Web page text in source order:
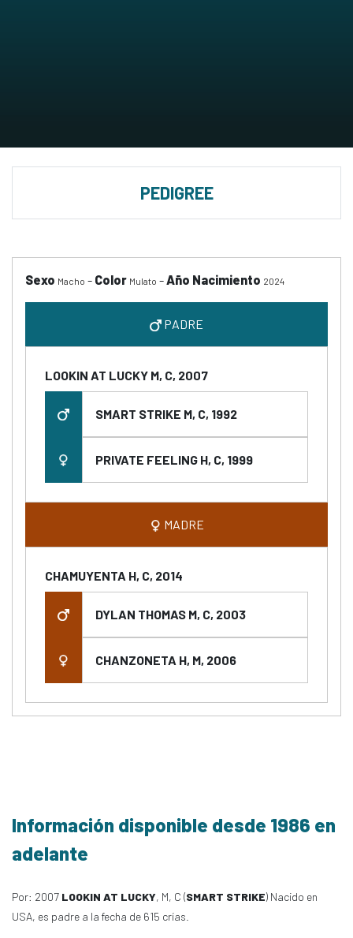
PEDIGREE
Sexo Macho - Color Mulato -Año Nacimiento 2024
PADRE
LOOKIN AT LUCKY M, C, 2007
SMART STRIKE M, C, 1992
PRIVATE FEELING H, C, 1999
MADRE
CHAMUYENTA H, C, 2014
DYLAN THOMAS M, C, 2003
CHANZONETA H, M, 2006
Información disponible desde 1986 en
adelante
Por: 2007 LOOKIN AT LUCKY, M, C (SMART STRIKE) Nacido en
USA, es padre a la fecha de 615 crías.